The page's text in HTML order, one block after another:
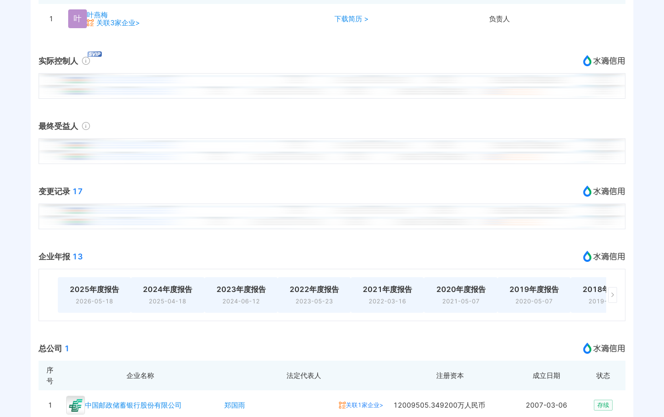
1 叶
叶燕梅
关联3家企业>
下载简历 > 负责人
实际控制人
最终受益人
变更记录 17
企业年报 13
2025年度报告
2026-05-18
2024年度报告
2025-04-18
2023年度报告
2024-06-12
2022年度报告
2023-05-23
2021年度报告
2022-03-16
2020年度报告
2021-05-07
2019年度报告
2020-05-07
2018年度报告
2019-06-19
总公司 1
序
号
企业名称 法定代表人 注册资本 成立日期 状态
1 中国邮政储蓄银行股份有限公司 郑国雨 关联1家企业> 12009505.349200万人民币 2007-03-06 存续